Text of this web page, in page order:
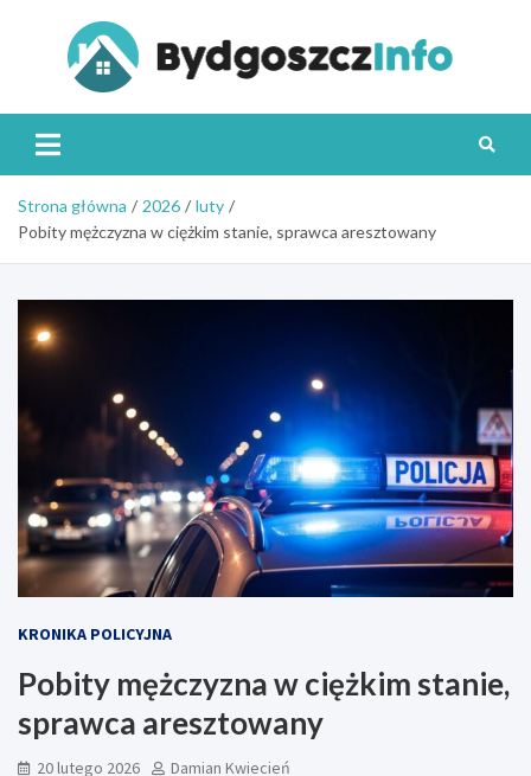
Strona główna 2026
luty
Pobity mężczyzna w ciężkim stanie, sprawca aresztowany
KRONIKA POLICYJNA
Pobity mężczyzna w ciężkim stanie,
sprawca aresztowany
20 lutego 2026 Damian Kwiecień